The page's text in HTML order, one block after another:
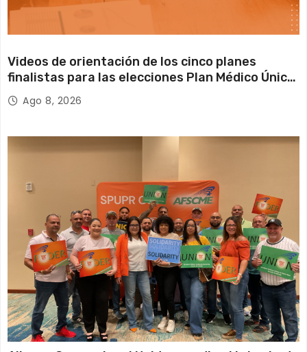
i
n
Videos de orientación de los cinco planes
finalistas para las elecciones Plan Médico Único
2026 2027
Ago 8, 2026